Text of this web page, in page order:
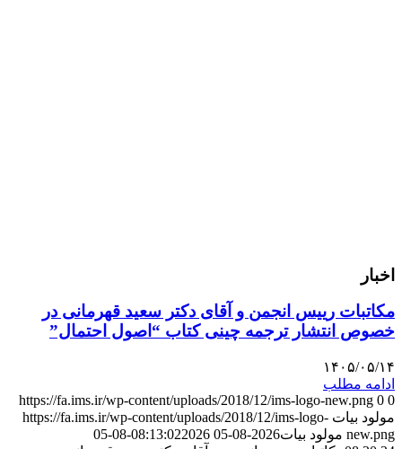
اخبار
مکاتبات رییس انجمن و آقای دکتر سعید قهرمانی در
خصوص انتشار ترجمه چینی کتاب “اصول احتمال”
۱۴۰۵/۰۵/۱۴
ادامه مطلب
https://fa.ims.ir/wp-content/uploads/2018/12/ims-logo-new.png 0 0
مولود بیات https://fa.ims.ir/wp-content/uploads/2018/12/ims-logo-
new.png مولود بیات2026-08-05 08:13:02
2026-08-05